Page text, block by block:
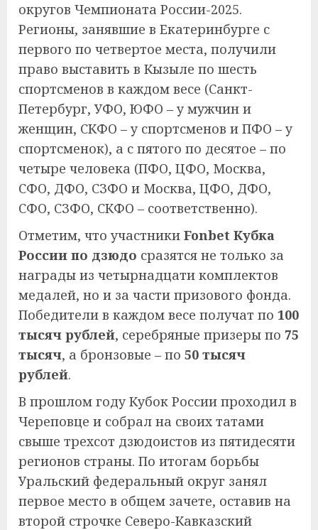
округов Чемпионата России-2025.
Регионы, занявшие в Екатеринбурге с
первого по четвертое места, получили
право выставить в Кызыле по шесть
спортсменов в каждом весе (Санкт-
Петербург, УФО, ЮФО – у мужчин и
женщин, СКФО – у спортсменов и ПФО – у
спортсменок), а с пятого по десятое – по
четыре человека (ПФО, ЦФО, Москва,
СФО, ДФО, СЗФО и Москва, ЦФО, ДФО,
СФО, СЗФО, СКФО – соответственно).
Отметим, что участники Fonbet Кубка
России по дзюдо сразятся не только за
награды из четырнадцати комплектов
медалей, но и за части призового фонда.
Победители в каждом весе получат по 100
тысяч рублей, серебряные призеры по 75
тысяч, а бронзовые – по 50 тысяч
рублей.
В прошлом году Кубок России проходил в
Череповце и собрал на своих татами
свыше трехсот дзюдоистов из пятидесяти
регионов страны. По итогам борьбы
Уральский федеральный округ занял
первое место в общем зачете, оставив на
второй строчке Северо-Кавказский